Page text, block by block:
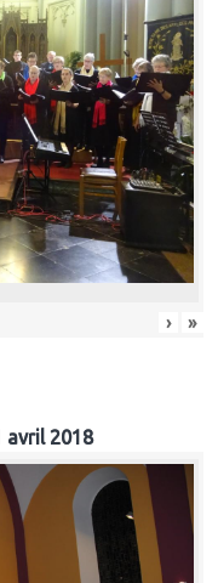
› »
avril 2018